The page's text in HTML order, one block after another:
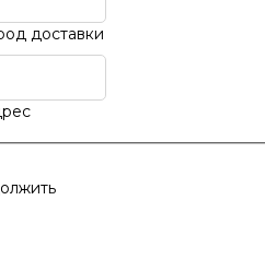
доставки